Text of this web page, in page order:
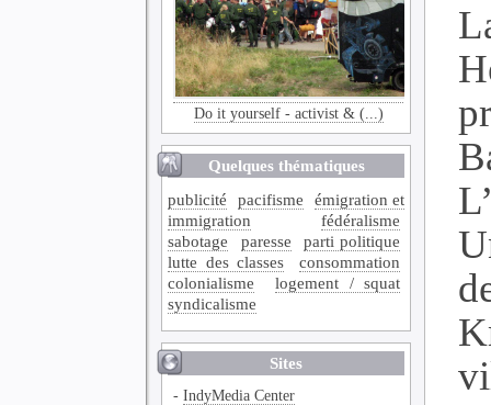
Do it yourself - activist & (...)
Quelques thématiques
publicité
pacifisme
émigration et
immigration
fédéralisme
sabotage
paresse
parti politique
lutte des classes
consommation
colonialisme
logement / squat
syndicalisme
Sites
-IndyMedia Center